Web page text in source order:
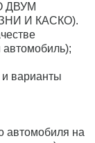
ДВУМ
И КАСКО).
варианты
автомобиля на